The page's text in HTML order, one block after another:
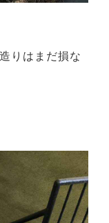
りはまだ損な